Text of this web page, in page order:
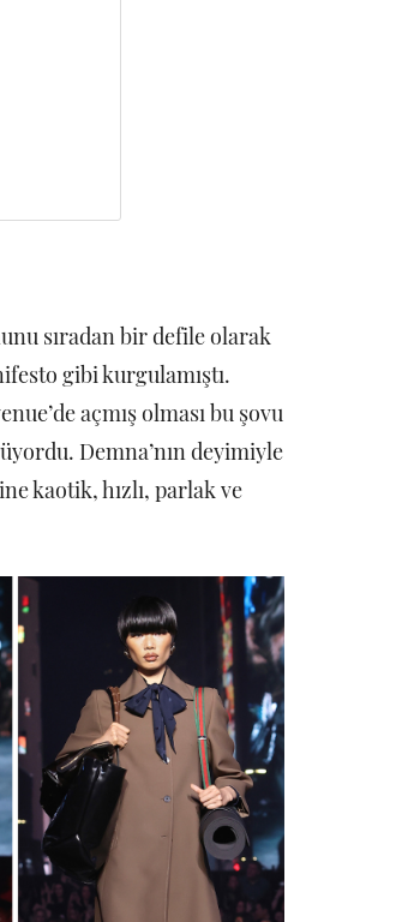
sıradan bir defile olarak
gibi kurgulamıştı.
açmış olması bu şovu
Demna’nın deyimiyle
kaotik, hızlı, parlak ve